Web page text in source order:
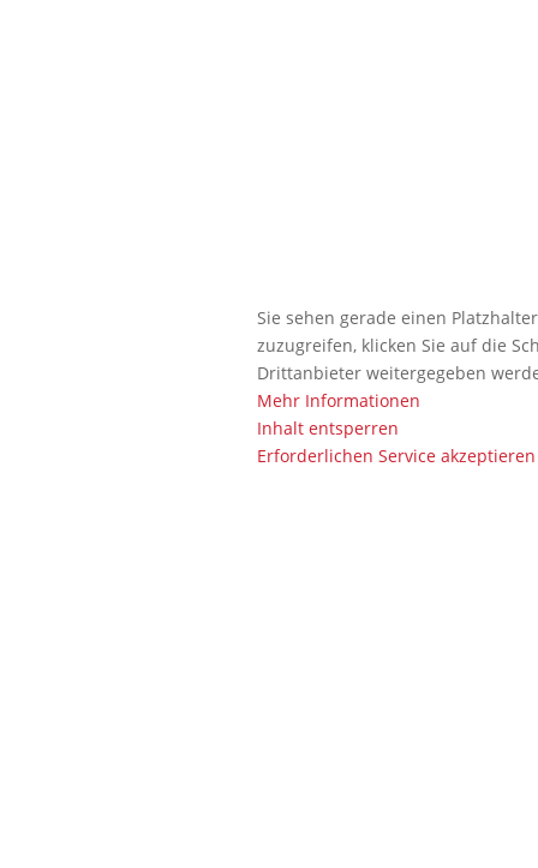
Sie sehen gerade einen
zuzugreifen, klicken Sie auf die
Drittanbieter weitergegeben
Mehr Informationen
Inhalt entsperren
Erforderlichen Service